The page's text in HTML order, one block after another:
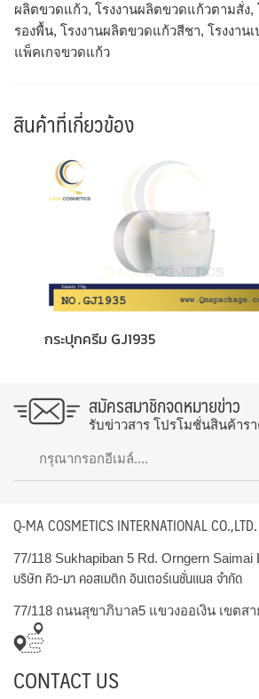
ผลิตขวดแก้ว, โรงงานผลิตขวดแก้วตามสั่ง,
รองพื้น, โรงงานผลิตขวดแก้วสีชา, โรงงาน
แพ็คเกจขวดแก้ว
สินค้าที่เกี่ยวข้อง
กระปุกครีม GJ1935
สมัครสมาชิกจดหมายข่าว
รับข่าวสาร โปรโมชั่นสินค้าร
Q-MA COSMETICS INTERNATIONAL CO.,LTD.
77/118 Sukhapiban 5 Rd. Orngern Saimai
บริษัท คิว-มา คอสเมติก อินเตอร์เนชั่นแนล จำกัด
77/118 ถนนสุขาภิบาล5 แขวงออเงิน เขตส
CONTACT US